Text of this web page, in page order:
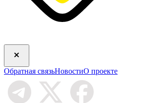
Обратная связьНовостиО проекте